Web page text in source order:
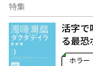
特集
活字
る最恐
ホラー